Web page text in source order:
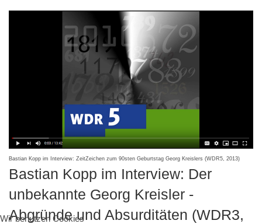
Bastian Kopp im Interview: ZeitZeichen zum 90sten Geburtstag Georg Kreislers (WDR5, 2013)
Bastian Kopp im Interview: Der
unbekannte Georg Kreisler -
Abgründe und Absurditäten (WDR3,
Wir benutzen Cookies